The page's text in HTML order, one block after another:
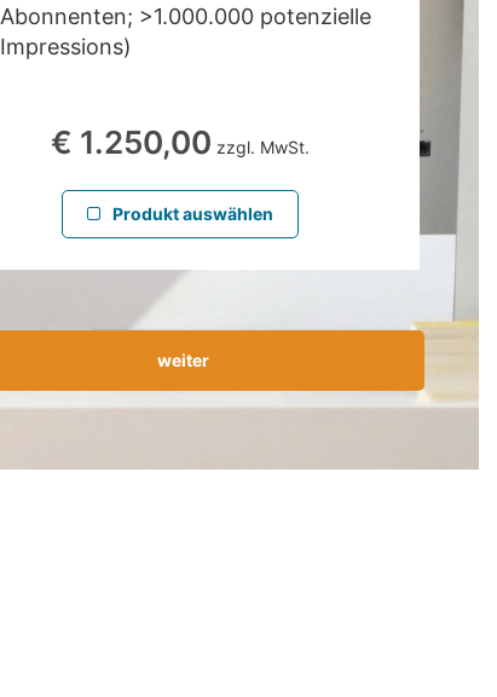
Abonnenten; >1.000.000 potenzielle
Impressions)
€ 1.250,00 zzgl. MwSt.
Produkt auswählen
weiter